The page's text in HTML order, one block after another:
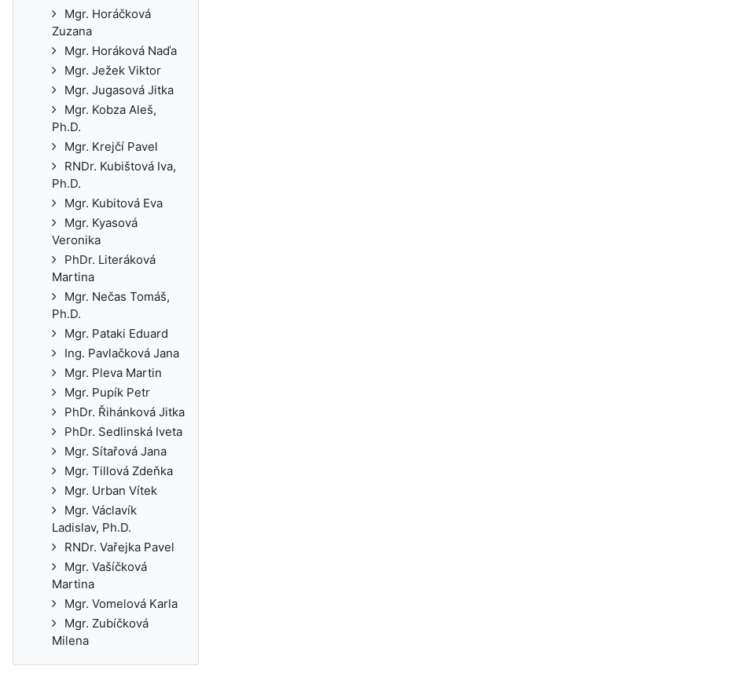
Mgr. Horáčková
Zuzana
Mgr. Horáková Naďa
Mgr. Ježek Viktor
Mgr. Jugasová Jitka
Mgr. Kobza Aleš,
Ph.D.
Mgr. Krejčí Pavel
RNDr. Kubištová Iva,
Ph.D.
Mgr. Kubitová Eva
Mgr. Kyasová
Veronika
PhDr. Literáková
Martina
Mgr. Nečas Tomáš,
Ph.D.
Mgr. Pataki Eduard
Ing. Pavlačková Jana
Mgr. Pleva Martin
Mgr. Pupík Petr
PhDr. Řihánková Jitka
PhDr. Sedlinská Iveta
Mgr. Sítařová Jana
Mgr. Tillová Zdeňka
Mgr. Urban Vítek
Mgr. Václavík
Ladislav, Ph.D.
RNDr. Vařejka Pavel
Mgr. Vašíčková
Martina
Mgr. Vomelová Karla
Mgr. Zubíčková
Milena